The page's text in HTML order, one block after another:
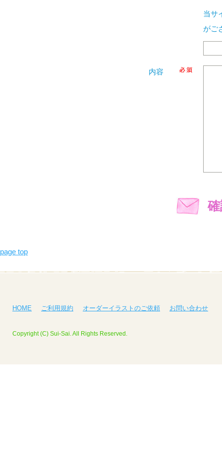
当サ
がご
内容
page top
HOME ご利用規約 オーダーイラストのご依頼 お問い合わせ
Copyright (C) Sui-Sai. All Rights Reserved.